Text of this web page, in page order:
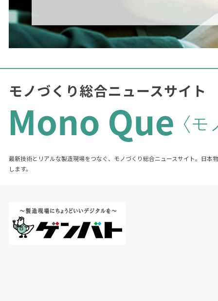
最新技術とリアルな製造現場をつなぐ、モノづくり総合ニュースサイト。日本
します。